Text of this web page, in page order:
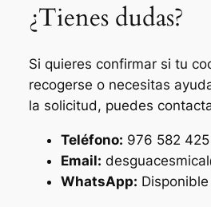
¿Tienes dudas?
Si quieres confirmar si tu
recogerse o necesitas
la solicitud, puedes
Teléfono: 976 582 425
Email:
WhatsApp: